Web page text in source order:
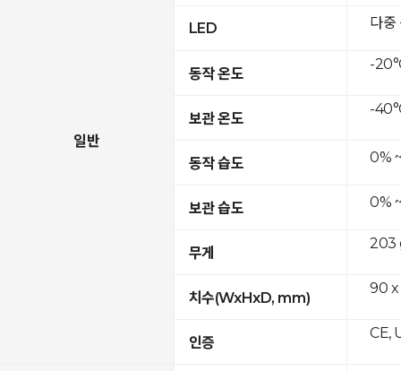
일반
LED
동작 온도
보관 온도
동작 습도
보관 습도
무게
치수(WxHxD, mm)
인증
다중
-
-
0%
0%
203
90 x
CE,